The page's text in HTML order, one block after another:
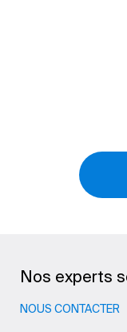
Nos experts
NOUS CONTACTER